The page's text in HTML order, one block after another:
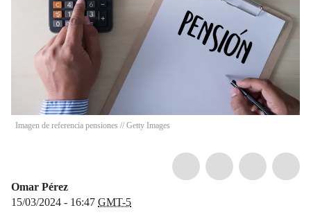
Imagen de referencia pensiones // Getty Images
Omar Pérez
15/03/2024 - 16:47 GMT-5